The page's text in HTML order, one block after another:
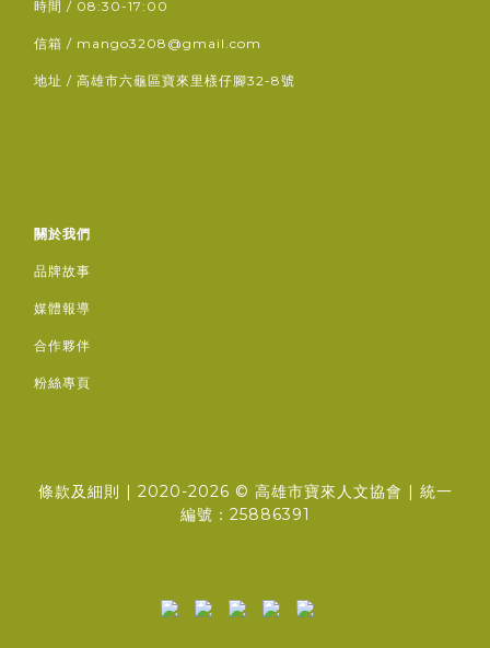
時間 / 08:30-17:00
信箱 / mango3208@gmail.com
地址 / 高雄市六龜區寶來里檨仔腳32-8號
關於我們
品牌故事
媒體報導
合作夥伴
粉絲專頁
條款及細則 | 2020-2026 © 高雄市寶來人文協會 | 統一
編號：25886391